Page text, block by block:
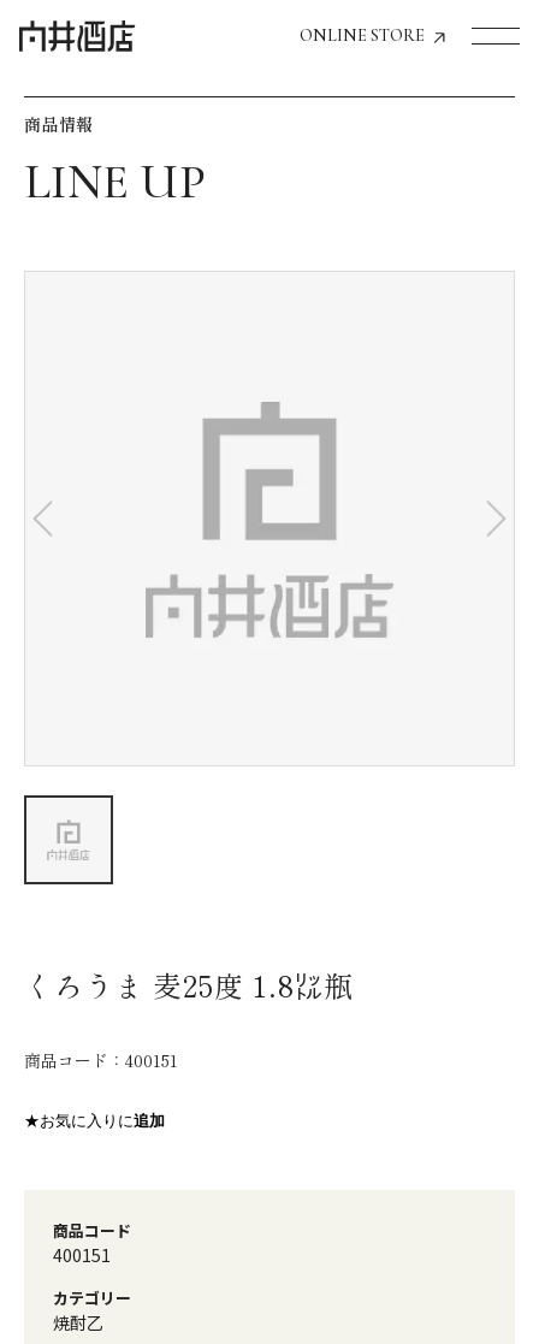
ONLINE STORE
飲食店経営のお客様
お気に入り機能の活用方法
会社情報
商品情報
くろうま 麦25度 1.8㍑瓶
商品コード： 400151
★お気に入りに追加
商品コード
400151
カテゴリー
焼酎乙